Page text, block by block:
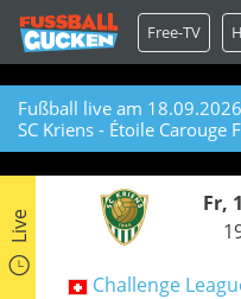
Free-TV
Fußball live am
SC Kriens - Étoile Carouge
Live
Fr,
Challenge